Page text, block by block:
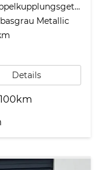
Doppelkupplungsgetriebe (DSG)
Metallic
Details